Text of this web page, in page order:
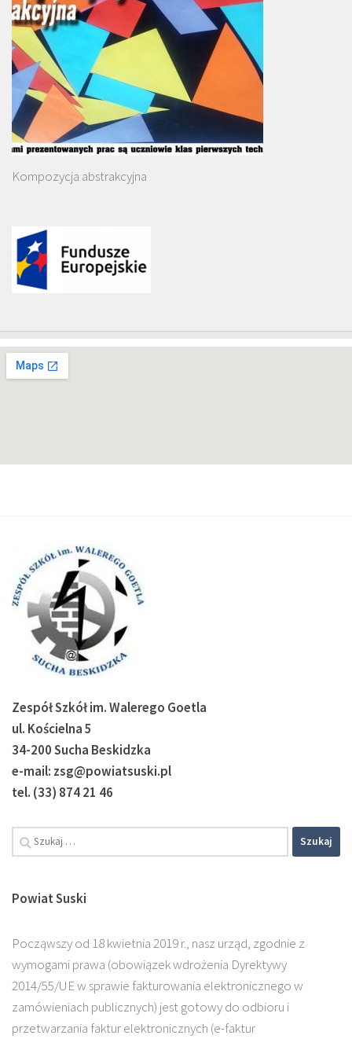
Kompozycja abstrakcyjna
Zespół Szkół im. Walerego Goetla
ul. Kościelna 5
34-200 Sucha Beskidzka
e-mail: zsg@powiatsuski.pl
tel. (33) 874 21 46
Szukaj:
Powiat Suski
Począwszy od 18 kwietnia 2019 r., nasz urząd, zgodnie z
wymogami prawa (obowiązek wdrożenia Dyrektywy
2014/55/UE w sprawie fakturowania elektronicznego w
zamówieniach publicznych) jest gotowy do odbioru i
przetwarzania faktur elektronicznych (e-faktur